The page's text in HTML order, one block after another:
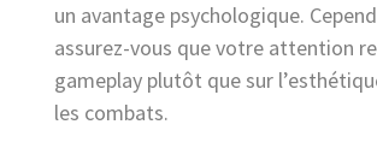
un avantage psychologique.
assurez-vous que votre attention
gameplay plutôt que sur
les combats.